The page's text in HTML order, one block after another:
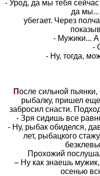
- Урод, да мы тебя
да
убегает. Через
- Мужики... А
-
- Ну, тогда,
После сильной
рыбалку, пришел
забросил снасти.
- Зря сидишь все
- Ну, рыбак обиделся,
лет, рыбацкого
Прохожий
– Ну как знаешь
осенью